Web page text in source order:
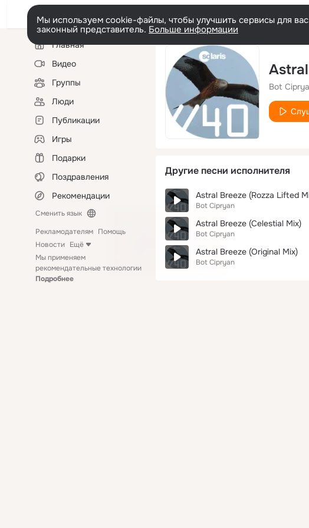
Мы используем cookie-файлы, чтобы улучшить сервисы для
законный представитель. Больше информации
Левая
колонкаГлавная
Видео
Группы
Люди
Публикации
Игры
Подарки
Поздравления
Рекомендации
Сменить язык
Рекламодателям Помощь
Новости Ещё
Мы применяем
рекомендательные технологии
Подробнее
Bot
Другие песни исполнителя
Astral Breeze (Rozza Lifted
Bot Cipryan
Astral Breeze (Celestial Mix)
Bot Cipryan
Astral Breeze (Original Mix)
Bot Cipryan